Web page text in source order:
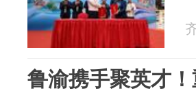
鲁渝携手聚英才